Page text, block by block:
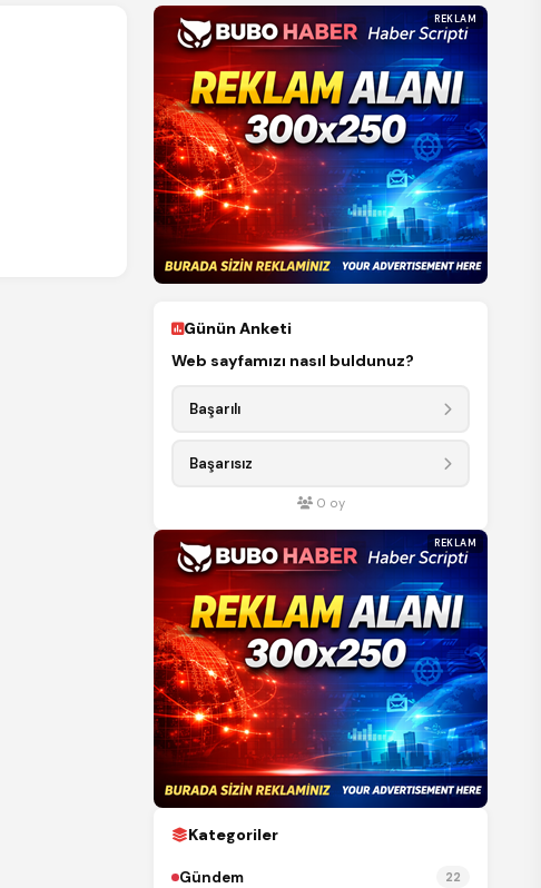
REKLAM
Günün Anketi
Web sayfamızı nasıl buldunuz?
Başarılı
Başarısız
0 oy
REKLAM
Kategoriler
Gündem 22